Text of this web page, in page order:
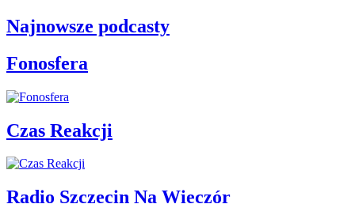
Najnowsze podcasty
Fonosfera
Czas Reakcji
Radio Szczecin Na Wieczór